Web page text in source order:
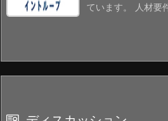
ています。 人材要